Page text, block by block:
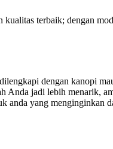
kualitas terbaik; dengan
dengan kanopi
Anda jadi lebih menarik,
yang menginginkan